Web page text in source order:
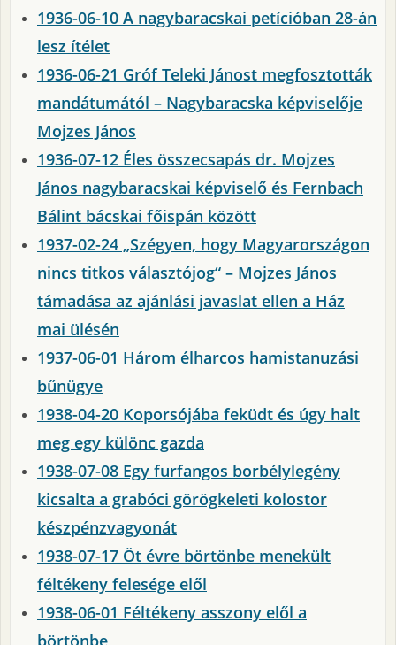
1936-06-10 A nagybaracskai petícióban 28-án
lesz ítélet
1936-06-21 Gróf Teleki Jánost megfosztották
mandátumától – Nagybaracska képviselője
Mojzes János
1936-07-12 Éles összecsapás dr. Mojzes
János nagybaracskai képviselő és Fernbach
Bálint bácskai főispán között
1937-02-24 „Szégyen, hogy Magyarországon
nincs titkos választójog“ – Mojzes János
támadása az ajánlási javaslat ellen a Ház
mai ülésén
1937-06-01 Három élharcos hamistanuzási
bűnügye
1938-04-20 Koporsójába feküdt és úgy halt
meg egy különc gazda
1938-07-08 Egy furfangos borbélylegény
kicsalta a grabóci görögkeleti kolostor
készpénzvagyonát
1938-07-17 Öt évre börtönbe menekült
féltékeny felesége elől
1938-06-01 Féltékeny asszony elől a
börtönbe